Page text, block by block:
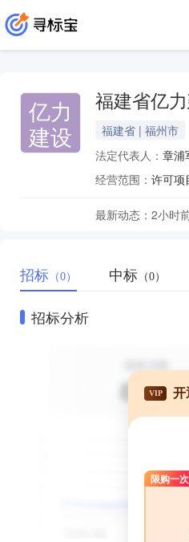
亿力
建设
福建省亿
福建省 | 福州市
法定代表人： 章浦
经营范围：
最新动态： 2小时
招标 （0） 中标 （0）
招标分析
VIP 开
限购一次